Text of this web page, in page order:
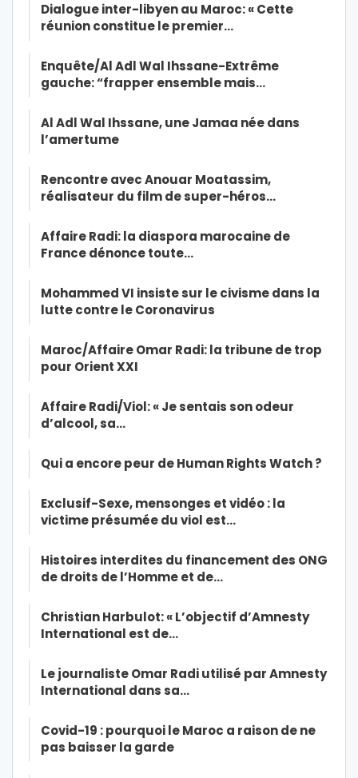
Dialogue inter-libyen au Maroc: « Cette
réunion constitue le premier…
Enquête/Al Adl Wal Ihssane-Extrême
gauche: “frapper ensemble mais…
Al Adl Wal Ihssane, une Jamaa née dans
l’amertume
Rencontre avec Anouar Moatassim,
réalisateur du film de super-héros…
Affaire Radi: la diaspora marocaine de
France dénonce toute…
Mohammed VI insiste sur le civisme dans la
lutte contre le Coronavirus
Maroc/Affaire Omar Radi: la tribune de trop
pour Orient XXI
Affaire Radi/Viol: « Je sentais son odeur
d’alcool, sa…
Qui a encore peur de Human Rights Watch ?
Exclusif-Sexe, mensonges et vidéo : la
victime présumée du viol est…
Histoires interdites du financement des ONG
de droits de l’Homme et de…
Christian Harbulot: « L’objectif d’Amnesty
International est de…
Le journaliste Omar Radi utilisé par Amnesty
International dans sa…
Covid-19 : pourquoi le Maroc a raison de ne
pas baisser la garde